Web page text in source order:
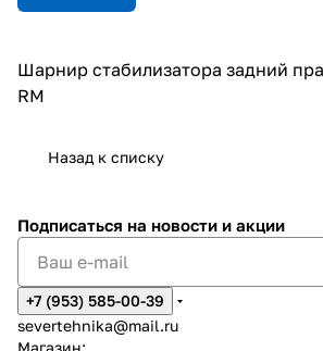
Шарнир стабилизатора задний
RM
Назад к списку
Подписаться на новости и акции
+7 (953) 585-00-39
severtehnika@mail.ru
Магазин: